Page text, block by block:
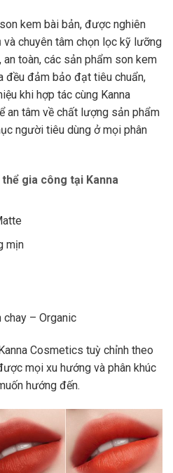
kem bài bản, được nghiên
chuyên tâm chọn lọc kỹ lưỡng
an toàn, các sản phẩm son kem
đều đảm bảo đạt tiêu chuẩn,
khi hợp tác cùng Kanna
an tâm về chất lượng sản phẩm
người tiêu dùng ở mọi phân
gia công tại Kanna
mịn
– Organic
Cosmetics tuỳ chỉnh theo
mọi xu hướng và phân khúc
hướng đến.